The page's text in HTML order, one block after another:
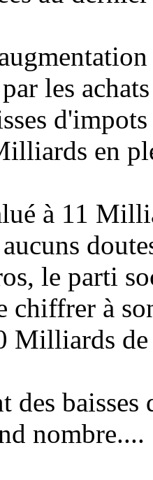
les
en
à 11
le parti
chiffrer à
Milliards de
des
nombre....